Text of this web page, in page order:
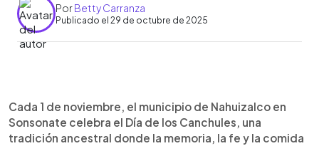
PorBetty Carranza
Publicado el 29 de octubre de 2025
► Escuchar artículo
Cada 1 de noviembre, Nahuizalco, en Sonsonate,
celebra el Día de los Canchules, una tradición
ancestral que honra a los difuntos con altares
Cada 1 de noviembre, el municipio de Nahuizalco en
Sonsonate celebra el Día de los Canchules, una
tradición ancestral donde la memoria, la fe y la comida